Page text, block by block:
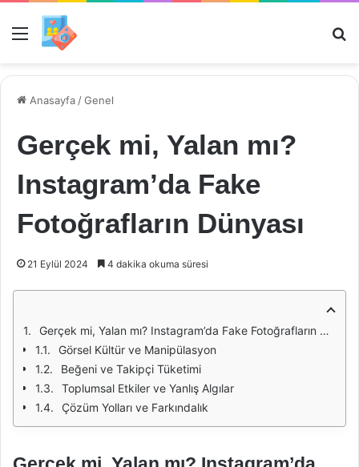
Menü
Anasayfa /Genel
Gerçek mi, Yalan mı?
Instagram’da Fake
Fotoğrafların Dünyası
21 Eylül 2024 4 dakika okuma süresi
Gerçek mi, Yalan mı? Instagram’da Fake Fotoğrafların Dünyası
Görsel Kültür ve Manipülasyon
Beğeni ve Takipçi Tüketimi
Toplumsal Etkiler ve Yanlış Algılar
Çözüm Yolları ve Farkındalık